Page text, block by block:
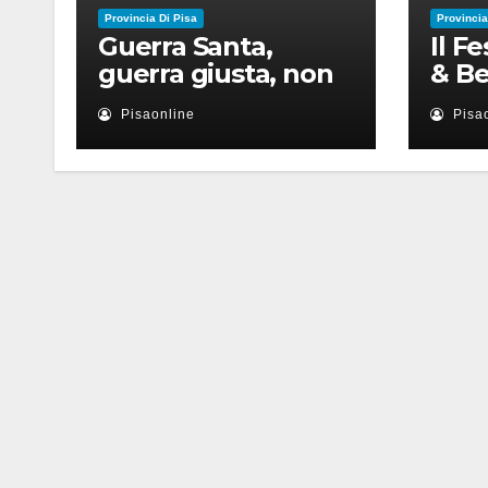
Provincia Di Pisa
Guerra Santa,
guerra giusta, non
violenza: le religioni
nel nuovo disordine
mondiale
Pisaonline
Il
&
con